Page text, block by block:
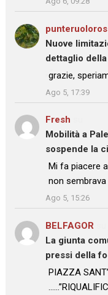
Nuove
dettaglio
: “
grazie,
”
Ago 5, 17:39
Fresh
Mobilità a
sospende la
: “Mi fa piacere
non
”
Ago 5, 15:26
BELFAGOR
La giunta
pressi della
: “
PIAZZA